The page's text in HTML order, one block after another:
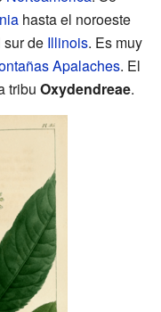
hasta el noroeste
sur de Illinois. Es muy
Apalaches. El
tribu Oxydendreae.